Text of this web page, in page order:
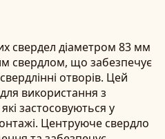
свердел діаметром 83 мм
свердлом, що забезпечує
отворів. Цей
використання з
застосовуються у
Центруюче свердло